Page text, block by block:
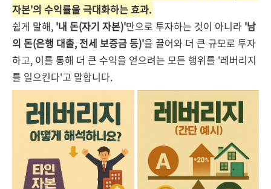
자본'의 수익률을 극대화하는 효과.
쉽게 말해, '내 돈(자기 자본)'만으로 투자하는 것이 아니라 '남
의 돈(은행 대출, 전세 보증금 등)'을 끌어와 더 큰 규모로 투자
하고, 이를 통해 더 큰 수익을 얻으려는 모든 행위를 '레버리지
를 일으킨다'고 말합니다.